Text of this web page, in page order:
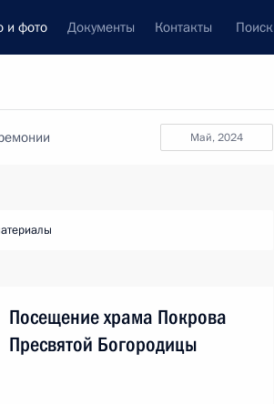
и фото Документы Контакты Поиск
май, 2024
Посещение храма Покрова
Пресвятой Богородицы